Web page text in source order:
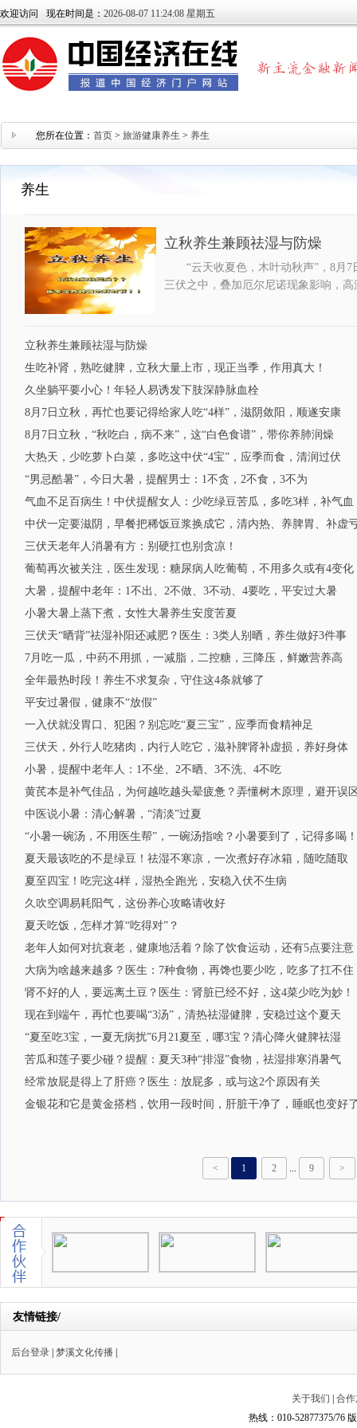
欢迎访问 现在时间是： 2026-08-07 11:24:09 星期五
您所在位置： 首页 > 旅游健康养生 > 养生
养生
立秋养生兼顾祛湿与防燥
“云天收夏色，木叶动秋声”，8月
三伏之中，叠加厄尔尼诺现象影响，
立秋养生兼顾祛湿与防燥
生吃补肾，熟吃健脾，立秋大量上市，现正当季，作用真大！
久坐躺平要小心！年轻人易诱发下肢深静脉血栓
8月7日立秋，再忙也要记得给家人吃“4样”，滋阴敛阳，顺遂安康
8月7日立秋，“秋吃白，病不来”，这“白色食谱”，带你养肺润燥
大热天，少吃萝卜白菜，多吃这中伏“4宝”，应季而食，清润过伏
“男忌酷暑”，今日大暑，提醒男士：1不贪，2不食，3不为
气血不足百病生！中伏提醒女人：少吃绿豆苦瓜，多吃3样，补气血
中伏一定要滋阴，早餐把稀饭豆浆换成它，清内热、养脾胃、补虚
三伏天老年人消暑有方：别硬扛也别贪凉！
葡萄再次被关注，医生发现：糖尿病人吃葡萄，不用多久或有4变化
大暑，提醒中老年：1不出、2不做、3不动、4要吃，平安过大暑
小暑大暑上蒸下煮，女性大暑养生安度苦夏
三伏天“晒背”祛湿补阳还减肥？医生：3类人别晒，养生做好3件事
7月吃一瓜，中药不用抓，一减脂，二控糖，三降压，鲜嫩营养高
全年最热时段！养生不求复杂，守住这4条就够了
平安过暑假，健康不“放假”
一入伏就没胃口、犯困？别忘吃“夏三宝”，应季而食精神足
三伏天，外行人吃猪肉，内行人吃它，滋补脾肾补虚损，养好身体
小暑，提醒中老年人：1不坐、2不晒、3不洗、4不吃
黄芪本是补气佳品，为何越吃越头晕疲惫？弄懂树木原理，避开误
中医说小暑：清心解暑，“清淡”过夏
“小暑一碗汤，不用医生帮”，一碗汤指啥？小暑要到了，记得多喝！
夏天最该吃的不是绿豆！祛湿不寒凉，一次煮好存冰箱，随吃随取
夏至四宝！吃完这4样，湿热全跑光，安稳入伏不生病
久吹空调易耗阳气，这份养心攻略请收好
夏天吃饭，怎样才算“吃得对”？
老年人如何对抗衰老，健康地活着？除了饮食运动，还有5点要注意
大病为啥越来越多？医生：7种食物，再馋也要少吃，吃多了扛不住
肾不好的人，要远离土豆？医生：肾脏已经不好，这4菜少吃为妙！
现在到端午，再忙也要喝“3汤”，清热祛湿健脾，安稳过这个夏天
“夏至吃3宝，一夏无病扰”6月21夏至，哪3宝？清心降火健脾祛湿
苦瓜和莲子要少碰？提醒：夏天3种“排湿”食物，祛湿排寒消暑气
经常放屁是得上了肝癌？医生：放屁多，或与这2个原因有关
金银花和它是黄金搭档，饮用一段时间，肝脏干净了，睡眠也变好
< 1 2 ... 9 >
友情链接/
后台登录 梦溪文化传播
关于我们
合
热线：010-52877375/76